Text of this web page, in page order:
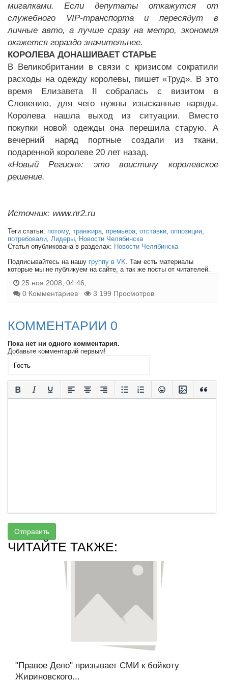
мигалками. Если депутаты откажутся от
служебного VIP-транспорта и пересядут в
личные авто, а лучше сразу на метро, экономия
окажется гораздо значительнее.
КОРОЛЕВА ДОНАШИВАЕТ СТАРЬЕ
В Великобритании в связи с кризисом сократили
расходы на одежду королевы, пишет «Труд». В это
время Елизавета II собралась с визитом в
Словению, для чего нужны изысканные наряды.
Королева нашла выход из ситуации. Вместо
покупки новой одежды она перешила старую. А
вечерний наряд портные создали из ткани,
подаренной королеве 20 лет назад.
«Новый Регион»: это воистину королевское
решение.
Источник: www.nr2.ru
Теги статьи: потому, транжира, премьера, отставки, оппозиции,
потребовали, Лидеры, Новости Челябинска
Статья опубликована в разделах: Новости Челябинска
Подписывайтесь на нашу группу в VK. Там есть материалы
которые мы не публикуем на сайте, а так же посты от читателей.
25 ноя 2008, 04:46,
0 Комментариев
3 199 Просмотров
КОММЕНТАРИИ 0
Пока нет ни одного комментария.
Добавьте комментарий первым!
Отправить
ЧИТАЙТЕ ТАКЖЕ:
"Правое Дело" призывает СМИ к бойкоту
Жириновского...